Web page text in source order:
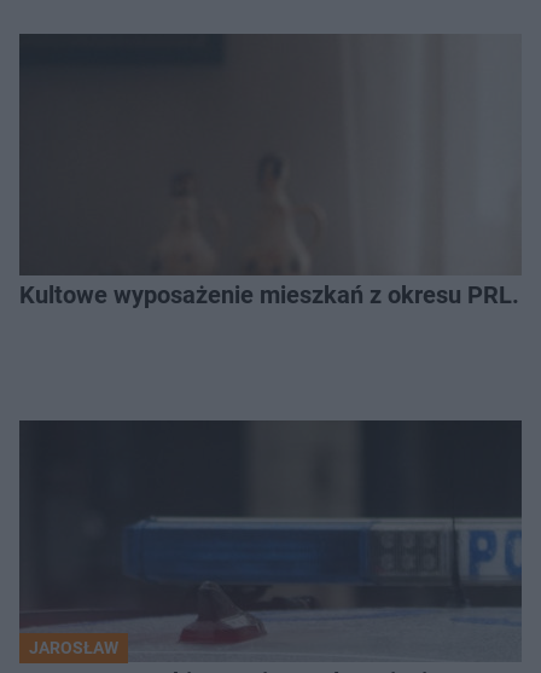
Kultowe wyposażenie mieszkań z okresu PRL.
JAROSŁAW